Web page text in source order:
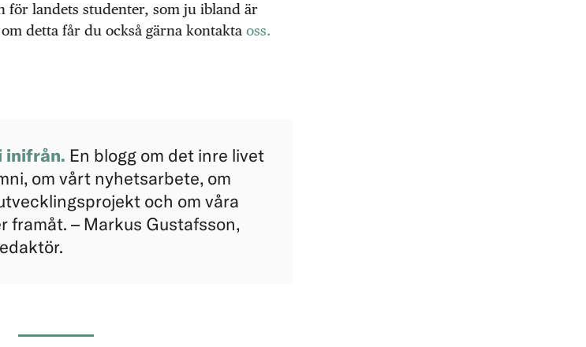
för landets studenter, som ju ibland är
detta får du också gärna kontakta oss.
inifrån. En blogg om det inre livet
om vårt nyhetsarbete, om
och om våra
framåt. – Markus Gustafsson,